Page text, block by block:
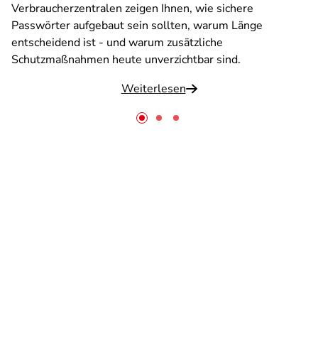
Verbraucherzentralen zeigen Ihnen, wie sichere
Passwörter aufgebaut sein sollten, warum Länge
entscheidend ist - und warum zusätzliche
Schutzmaßnahmen heute unverzichtbar sind.
Weiterlesen